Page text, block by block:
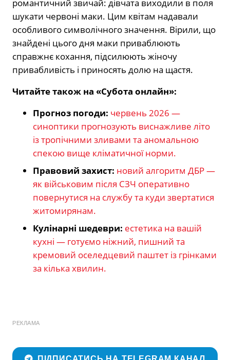
романтичний звичай: дівчата виходили в поля
шукати червоні маки. Цим квітам надавали
особливого символічного значення. Вірили, що
знайдені цього дня маки приваблюють
справжнє кохання, підсилюють жіночу
привабливість і приносять долю на щастя.
Читайте також на «Субота онлайн»:
Прогноз погоди: червень 2026 —
синоптики прогнозують виснажливе літо
із тропічними зливами та аномальною
спекою вище кліматичної норми.
Правовий захист: новий алгоритм ДБР —
як військовим після СЗЧ оперативно
повернутися на службу та куди звертатися
житомирянам.
Кулінарні шедеври: естетика на вашій
кухні — готуємо ніжний, пишний та
кремовий оселедцевий паштет із грінками
за кілька хвилин.
РЕКЛАМА